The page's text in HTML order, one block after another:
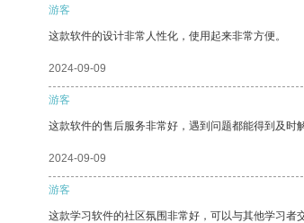
游客
这款软件的设计非常人性化，使用起来非常方便。
2024-09-09
游客
这款软件的售后服务非常好，遇到问题都能得到及时解
2024-09-09
游客
这款学习软件的社区氛围非常好，可以与其他学习者